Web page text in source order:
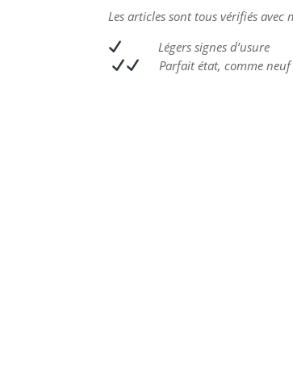
Les articles sont tous vérifiés avec
Légers signes d’usure
Parfait état, comme neuf